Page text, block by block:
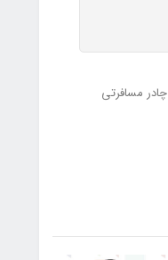
مسافرتی